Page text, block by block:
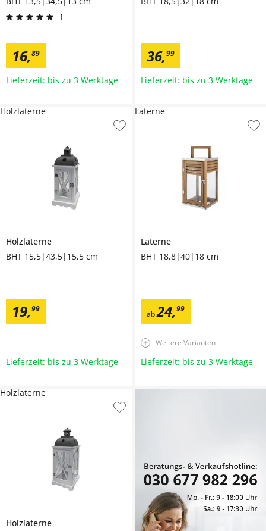
1
16,89
Lieferzeit: bis zu 3 Werktage
36,99
Lieferzeit: bis zu 3 Werktage
Holzlaterne
BHT 15,5|43,5|15,5 cm
19,99
Holzlaterne
Lieferzeit: bis zu 3 Werktage
Laterne
BHT 18,8|40|18 cm
ab24,99
Laterne
Weitere Varianten
Lieferzeit: bis zu 3 Werktage
Holzlaterne
Holzlaterne